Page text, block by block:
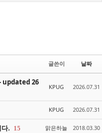
글쓴이 날짜
updated 26
KPUG 2026.07.31
KPUG 2026.07.31
. 15 맑은하늘 2018.03.30